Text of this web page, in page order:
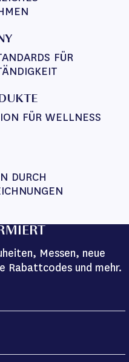
FÜR
FÜR WELLNESS
DURCH
Messen, neue
Rabattcodes und mehr.